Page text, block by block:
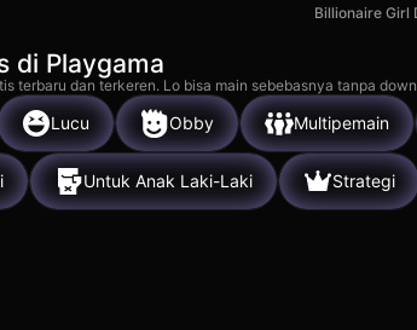
Billionaire Girl
di Playgama
terbaru dan terkeren. Lo bisa main sebebasnya tanpa
Lucu Obby Multipemain
Untuk Anak Laki-Laki Strategi